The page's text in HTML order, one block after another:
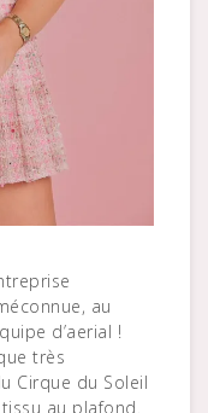
au
d’aerial !
très
Cirque du Soleil
au plafond.